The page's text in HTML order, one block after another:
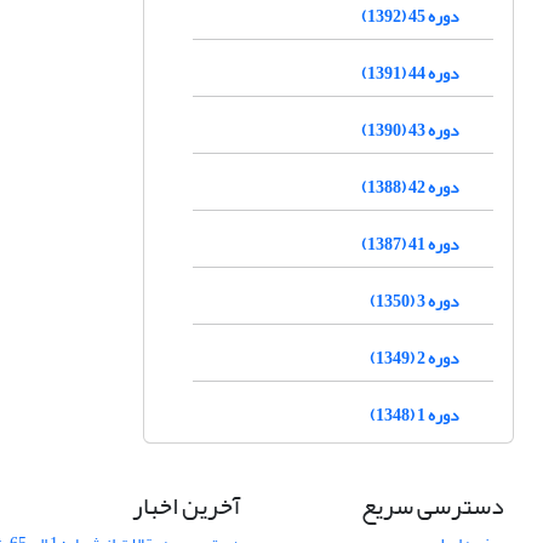
دوره 45 (1392)
دوره 44 (1391)
دوره 43 (1390)
دوره 42 (1388)
دوره 41 (1387)
دوره 3 (1350)
دوره 2 (1349)
دوره 1 (1348)
دسترسی سریع آخرین اخبار